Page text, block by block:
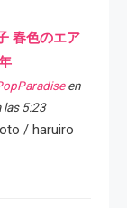
春色のエア
en
las 5:23
/ haruiro